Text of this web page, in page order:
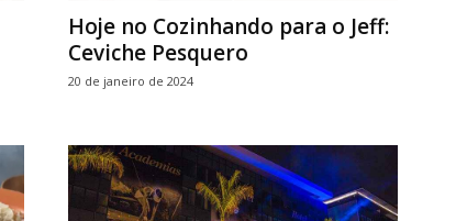
Hoje no Cozinhando para o Jeff:
Ceviche Pesquero
20 de janeiro de 2024